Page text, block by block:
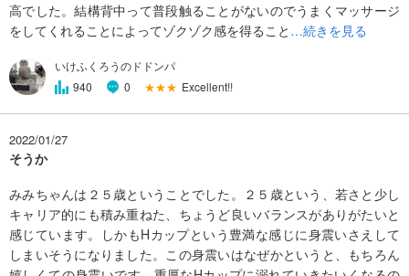
高でした。結構背中って普段触ることがないのでうまくマッサージ
をしてくれることによってゾクゾク感を得ること …続きを見る
いけふくろうのドドンパ
940
0 ★★★ Excellent!!
2022/01/27
そうか
みみちゃんは２５歳ということでした。２５歳という、若さと少し
キャリア的にも積み重ねた、ちょうど良いバランスがありがたいと
感じています。しかもHカップという豊満な感じに身震いさえして
しまいそうになりました。この身震いはなぜかというと、もちろん